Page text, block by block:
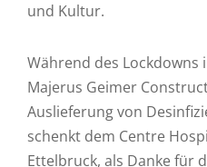
und Kultur.
Während des
Majerus Geimer
Auslieferung von
schenkt dem Centre
Ettelbruck, als Danke für